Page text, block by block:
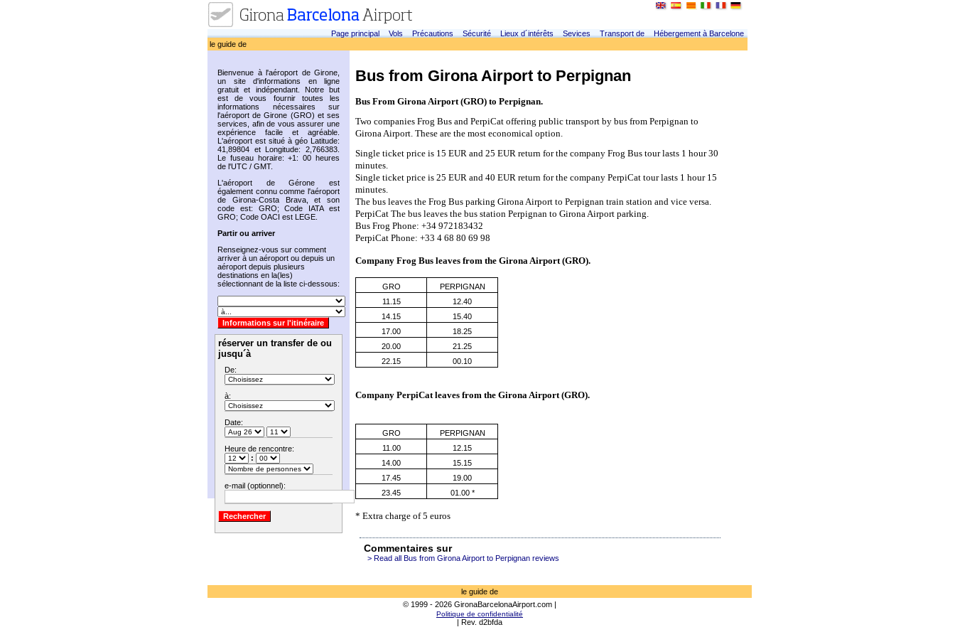
Page principal Vols Précautions Sécurité Lieux d´intérêts Sevices Transport de
Hébergement à Barcelone
le guide de
Bienvenue à l'aéroport de Girone,
un site d'informations en ligne
gratuit et indépendant. Notre but
est de vous fournir toutes les
informations nécessaires sur
l'aéroport de Girone (GRO) et ses
services, afin de vous assurer une
expérience facile et agréable.
L'aéroport est situé à géo Latitude:
41,89804 et Longitude: 2,766383.
Le fuseau horaire: +1: 00 heures
de l'UTC / GMT.
L'aéroport de Gérone est
également connu comme l'aéroport
de Girona-Costa Brava, et son
code est: GRO; Code IATA est
GRO; Code OACI est LEGE.
Partir ou arriver
Renseignez-vous sur comment
arriver à un aéroport ou depuis un
aéroport depuis plusieurs
destinations en la(les)
sélectionnant de la liste ci-dessous:
réserver un transfer de ou
jusqu´à
De:
à:
Date:
Heure de rencontre:
:
e-mail (optionnel):
Bus from Girona Airport to Perpignan
Bus From Girona Airport (GRO) to Perpignan.
Two companies Frog Bus and PerpiCat offering public transport by bus from Perpignan to
Girona Airport. These are the most economical option.
Single ticket price is 15 EUR and 25 EUR return for the company Frog Bus tour lasts 1 hour 30
minutes.
Single ticket price is 25 EUR and 40 EUR return for the company PerpiCat tour lasts 1 hour 15
minutes.
The bus leaves the Frog Bus parking Girona Airport to Perpignan train station and vice versa.
PerpiCat The bus leaves the bus station Perpignan to Girona Airport parking.
Bus Frog Phone: +34 972183432
PerpiCat Phone: +33 4 68 80 69 98
Company Frog Bus leaves from the Girona Airport (GRO).
GRO
PERPIGNAN
11.15
12.40
14.15
15.40
17.00
18.25
20.00
21.25
22.15
00.10
Company PerpiCat leaves from the Girona Airport (GRO).
GRO
PERPIGNAN
11.00
12.15
14.00
15.15
17.45
19.00
23.45
01.00 *
* Extra charge of 5 euros
Commentaires sur
> Read all Bus from Girona Airport to Perpignan reviews
le guide de
© 1999 - 2026 GironaBarcelonaAirport.com |
Politique de confidentialité
| Rev. d2bfda